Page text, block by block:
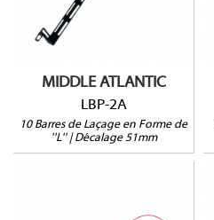
MIDDLE ATLANTIC
LBP-2A
10 Barres de Laçage en Forme de
''L'' | Décalage 51mm